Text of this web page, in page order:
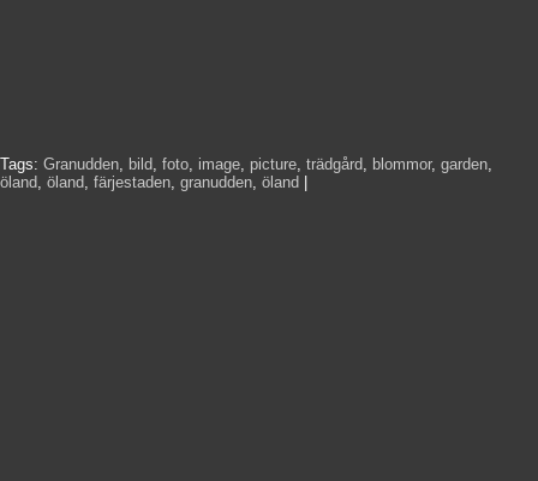
Tags: Granudden, bild, foto, image, picture, trädgård, blommor, garden,
öland, öland, färjestaden, granudden, öland